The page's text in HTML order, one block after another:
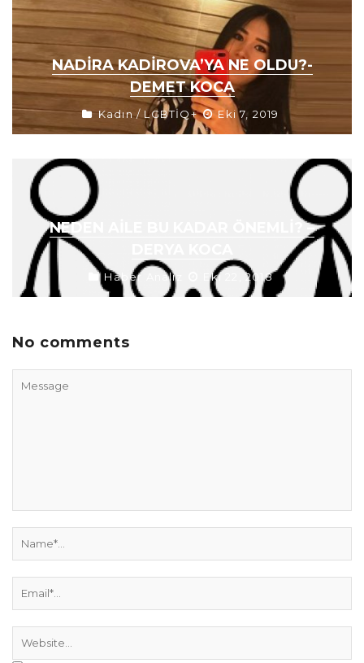
NADIRA KADIROVA’YA NE OLDU?-
DEMET KOCA
Kadın / LGBTİQ+ Eki 7, 2019
NEDEN AILE BU KADAR ÖNEMLI? –
Haber Analiz Eki 22, 2018
No comments